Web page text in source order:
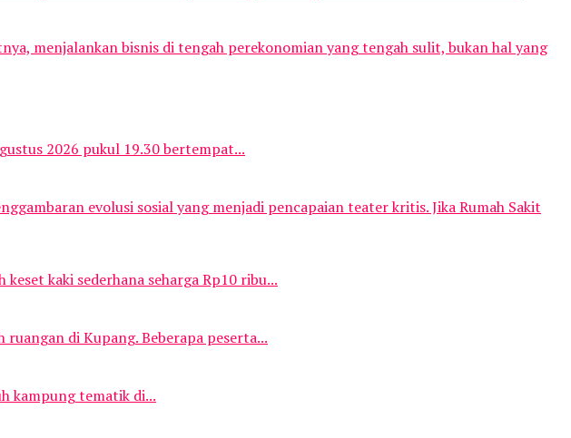
menjalankan bisnis di tengah perekonomian yang tengah sulit, bukan hal yang
2026 pukul 19.30 bertempat...
penggambaran evolusi sosial yang menjadi pencapaian teater kritis. Jika Rumah Sakit
kaki sederhana seharga Rp10 ribu...
di Kupang. Beberapa peserta...
kampung tematik di...